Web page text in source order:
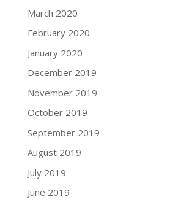
March 2020
February 2020
January 2020
December 2019
November 2019
October 2019
September 2019
August 2019
July 2019
June 2019